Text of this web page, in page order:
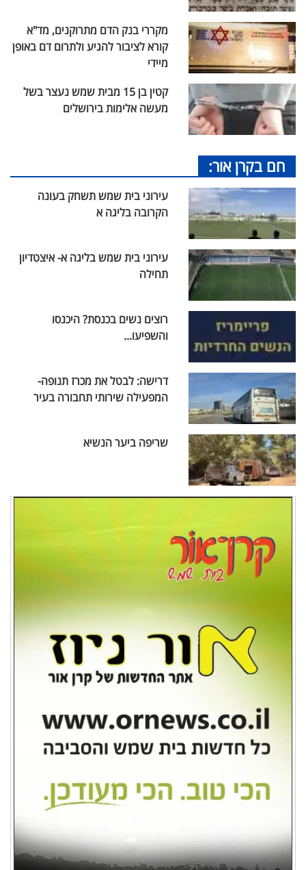
מקררי בנק הדם מתרוקנים, מד"א
קורא לציבור להגיע ולתרום דם באופן
מיידי
קטין בן 15 מבית שמש נעצר בשל
מעשה אלימות בירושלים
חם בקרן אור:
עירוני בית שמש תשחק בעונה
הקרובה בליגה א
עירוני בית שמש בליגה א- איצטדיון
תחילה
רוצים נשים בכנסת? היכנסו
והשפיעו...
דרישה: לבטל את מכרז תנופה-
המפעילה שירותי תחבורה בעיר
שריפה ביער הנשיא